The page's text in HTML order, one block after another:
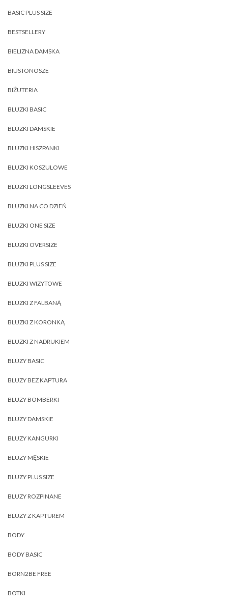
BASIC PLUS SIZE
BESTSELLERY
BIELIZNA DAMSKA
BIUSTONOSZE
BIŻUTERIA
BLUZKI BASIC
BLUZKI DAMSKIE
BLUZKI HISZPANKI
BLUZKI KOSZULOWE
BLUZKI LONGSLEEVES
BLUZKI NA CO DZIEŃ
BLUZKI ONE SIZE
BLUZKI OVERSIZE
BLUZKI PLUS SIZE
BLUZKI WIZYTOWE
BLUZKI Z FALBANĄ
BLUZKI Z KORONKĄ
BLUZKI Z NADRUKIEM
BLUZY BASIC
BLUZY BEZ KAPTURA
BLUZY BOMBERKI
BLUZY DAMSKIE
BLUZY KANGURKI
BLUZY MĘSKIE
BLUZY PLUS SIZE
BLUZY ROZPINANE
BLUZY Z KAPTUREM
BODY
BODY BASIC
BORN2BE FREE
BOTKI